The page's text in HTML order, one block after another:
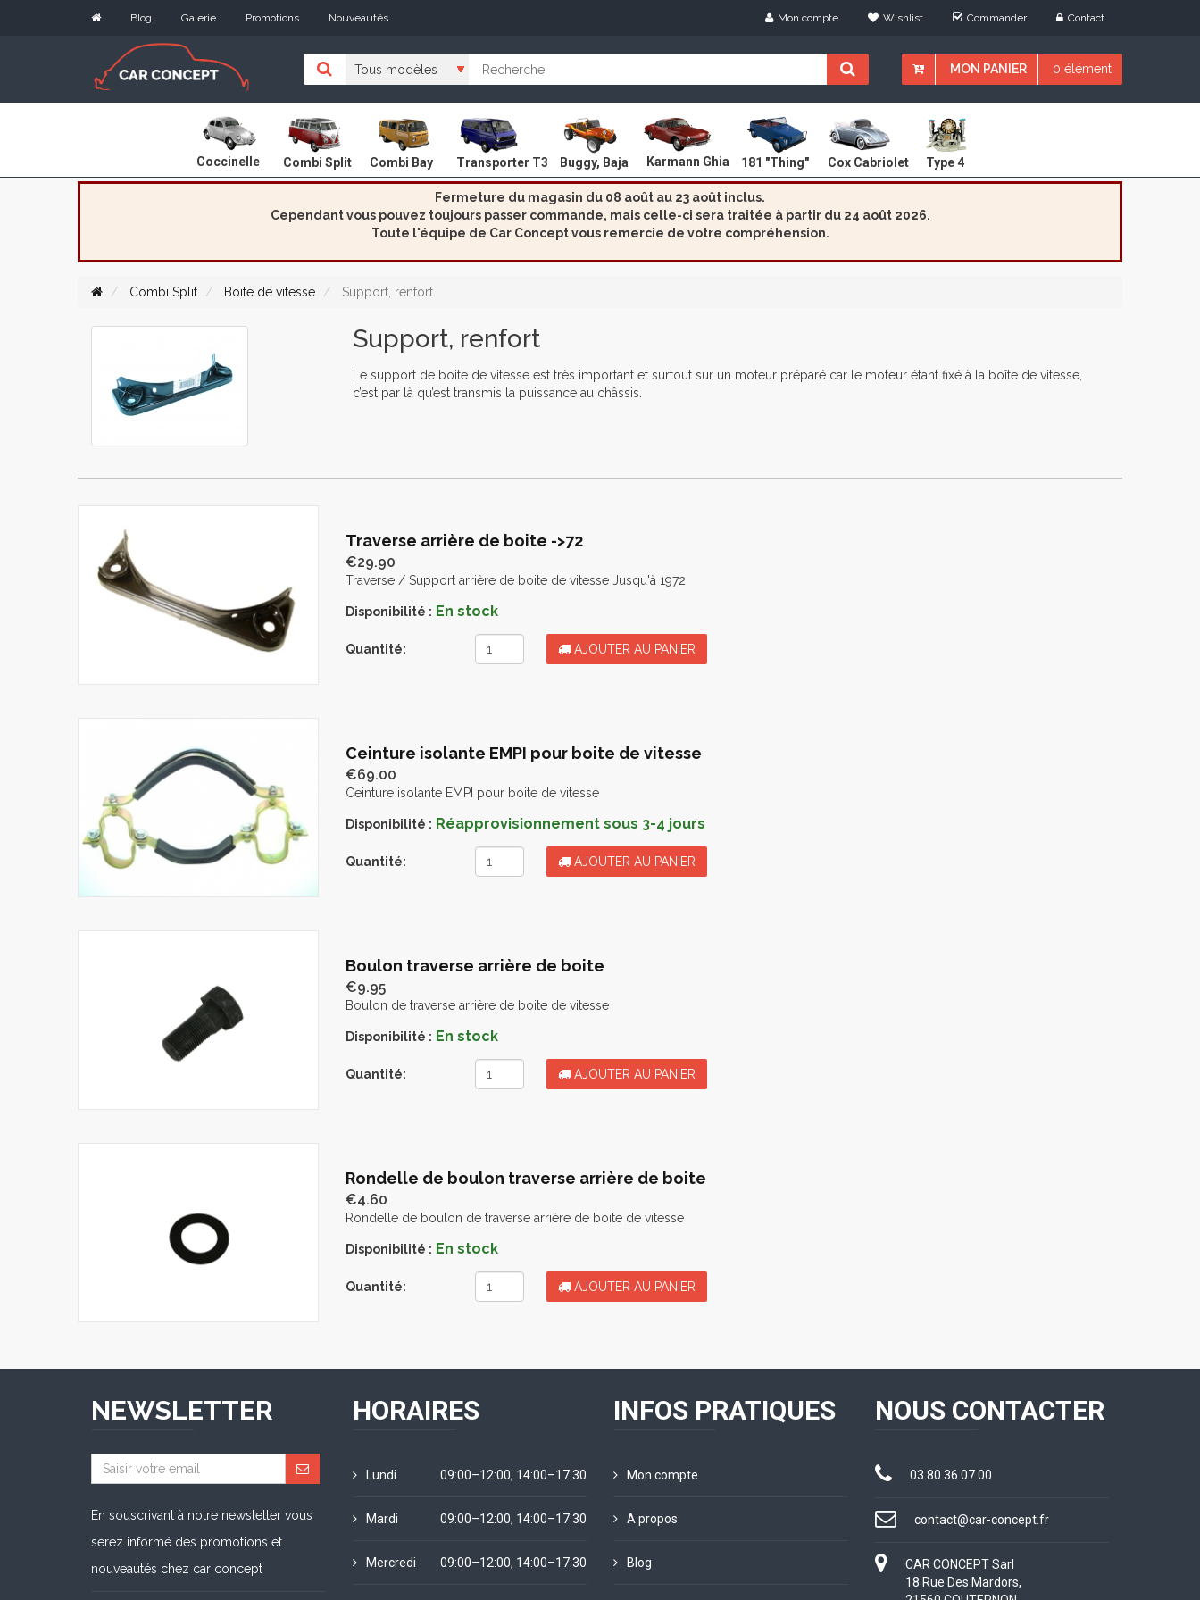
Blog Galerie Promotions Nouveautés Mon compte Wishlist Commander Contact
MON PANIER 0 élément
Coccinelle Combi Split Combi Bay Transporter T3 Buggy, Baja Karmann Ghia 181 "Thing" Cox Cabriolet Type 4
Fermeture du magasin du 08 août au 23 août inclus.
Cependant vous pouvez toujours passer commande, mais celle-ci sera traitée à partir du 24 août 2026.
Toute l'équipe de Car Concept vous remercie de votre compréhension.
Combi Split Boite de vitesse Support, renfort
Support, renfort
Le support de boite de vitesse est très important et surtout sur un moteur préparé car le moteur étant fixé à la boîte de vitesse,
c’est par là qu’est transmis la puissance au châssis.
Traverse arrière de boite ->72
€29.90
Traverse / Support arrière de boite de vitesse Jusqu'à 1972
Disponibilité : En stock
Quantité: AJOUTER AU PANIER
Ceinture isolante EMPI pour boite de vitesse
€69.00
Ceinture isolante EMPI pour boite de vitesse
Disponibilité : Réapprovisionnement sous 3-4 jours
Quantité: AJOUTER AU PANIER
Boulon traverse arrière de boite
€9.95
Boulon de traverse arrière de boite de vitesse
Disponibilité : En stock
Quantité: AJOUTER AU PANIER
Rondelle de boulon traverse arrière de boite
€4.60
Rondelle de boulon de traverse arrière de boite de vitesse
Disponibilité : En stock
Quantité: AJOUTER AU PANIER
NEWSLETTER
En souscrivant à notre newsletter vous
serez informé des promotions et
nouveautés chez car concept
HORAIRES
Lundi 09:00–12:00, 14:00–17:30
Mardi 09:00–12:00, 14:00–17:30
Mercredi 09:00–12:00, 14:00–17:30
INFOS PRATIQUES
Mon compte
A propos
Blog
NOUS CONTACTER
03.80.36.07.00
contact@car-concept.fr
CAR CONCEPT Sarl
18 Rue Des Mardors,